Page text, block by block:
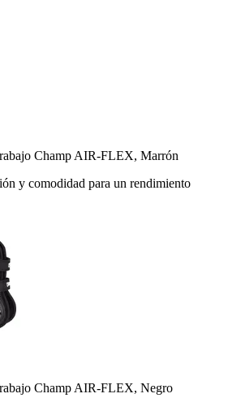
Champ AIR-FLEX, Marrón
y comodidad para un rendimiento
Champ AIR-FLEX, Negro